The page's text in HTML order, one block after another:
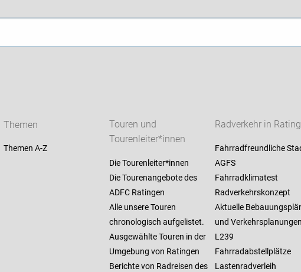
Themen
Themen A-Z
Touren und
Tourenleiter*innen
Die Tourenleiter*innen
Die Tourenangebote des
ADFC Ratingen
Alle unsere Touren
chronologisch aufgelistet.
Ausgewählte Touren in der
Umgebung von Ratingen
Berichte von Radreisen des
Radverkehr in
Fahrradfreundliche
AGFS
Fahrradklimatest
Radverkehrskonzept
Aktuelle
und Verkehrsplanungen
L239
Fahrradabstellplätze
Lastenradverleih